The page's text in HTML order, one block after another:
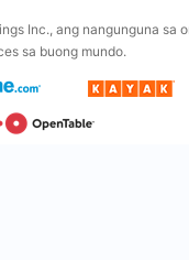
Inc., ang nangunguna sa
sa buong mundo.